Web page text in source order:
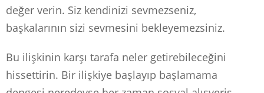
değer verin. Siz kendinizi sevmezseniz,
başkalarının sizi sevmesini bekleyemezsiniz.
Bu ilişkinin karşı tarafa neler getirebileceğini
hissettirin. Bir ilişkiye başlayıp başlamama